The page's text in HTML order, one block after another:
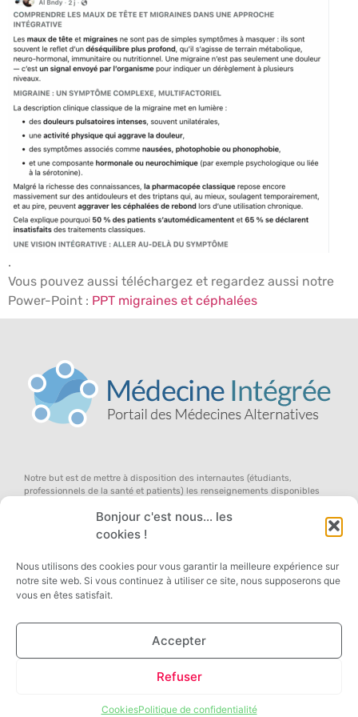
Bonjour c'est nous... les
cookies !
Nous utilisons des cookies pour vous garantir la meilleure expérience sur
notre site web. Si vous continuez à utiliser ce site, nous supposerons que
vous en êtes satisfait.
Accepter
Refuser
CookiesPolitique de confidentialité
.
Vous pouvez aussi téléchargez et regardez aussi notre
Power-Point : PPT migraines et céphalées
Notre but est de mettre à disposition des internautes (étudiants,
professionnels de la santé et patients) les renseignements disponibles
complementary and alternative medicine »), au sein d’un concept global
d’équilibre du terrain, pour qu’ils participent avec nous au débat ouvert